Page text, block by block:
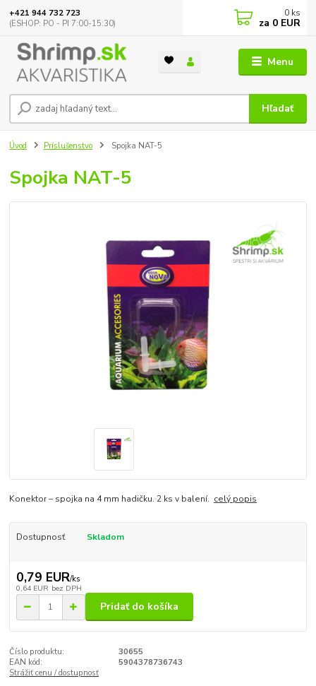
Menu
Hľadať
+421 944 732 723
(ESHOP: PO - PI 7:00-15:30)
0 ks
za 0 EUR
Úvod Príslušenstvo Spojka NAT-5
Spojka NAT-5
Konektor – spojka na 4 mm hadičku. 2 ks v balení. celý popis
Dostupnosť Skladom
0,79 EUR/ks
0,64 EUR bez DPH
Pridať do košíka
Číslo produktu:
30655
EAN kód:
5904378736743
Strážiť cenu / dostupnosť